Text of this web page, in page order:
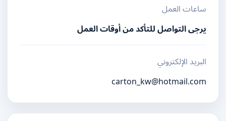
ساعات العمل
يرجى التواصل للتأكد من أوقات العمل
البريد الإلكتروني
carton_kw@hotmail.com